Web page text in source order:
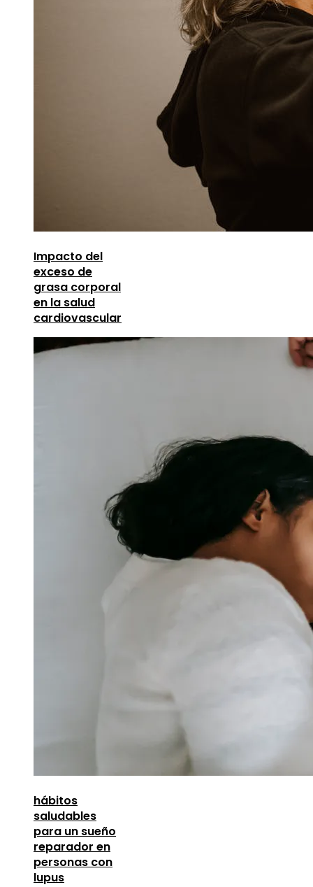
Impacto del
exceso de
grasa corporal
en la salud
cardiovascular
hábitos
saludables
para un sueño
reparador en
personas con
lupus